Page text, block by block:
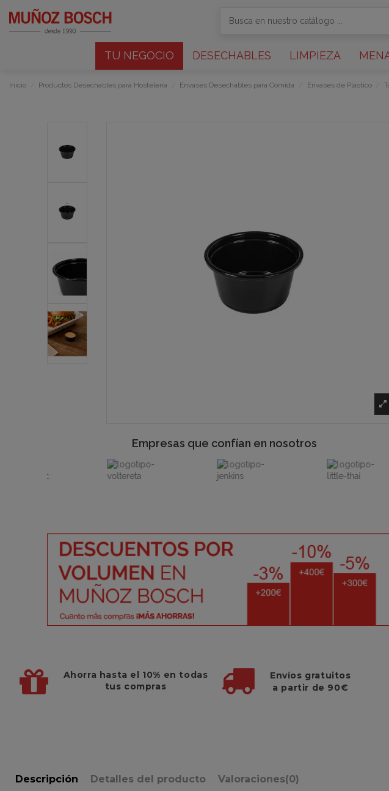
TU NEGOCIO DESECHABLES LIMPIEZA
Inicio Productos Desechables para Hostelería Envases Desechables para Comida Envases de Plástico
Empresas que confían en nosotros
Ahorra hasta el 10% en todas
tus compras
Envíos gratuitos
a partir de 90€
Descripción Detalles del producto Valoraciones(0)